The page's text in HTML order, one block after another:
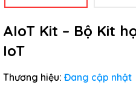
AIoT Kit – Bộ Kit
IoT
Thương hiệu: Đang cập nhật